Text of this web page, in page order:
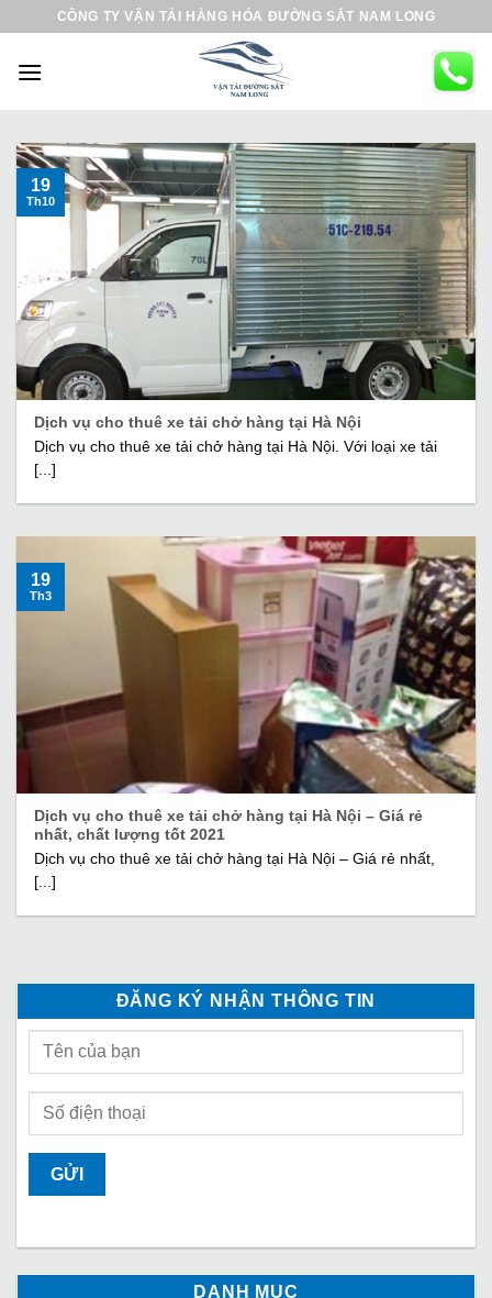
CÔNG TY VẬN TẢI HÀNG HÓA ĐƯỜNG SẮT NAM LONG
Dịch vụ cho thuê xe tải chở hàng tại Hà Nội
Dịch vụ cho thuê xe tải chở hàng tại Hà Nội. Với loại xe tải
[...]
19
Th10
Dịch vụ cho thuê xe tải chở hàng tại Hà Nội – Giá rẻ
nhất, chất lượng tốt 2021
Dịch vụ cho thuê xe tải chở hàng tại Hà Nội – Giá rẻ nhất,
[...]
19
Th3
ĐĂNG KÝ NHẬN THÔNG TIN
DANH MỤC